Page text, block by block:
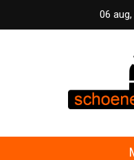
to
06